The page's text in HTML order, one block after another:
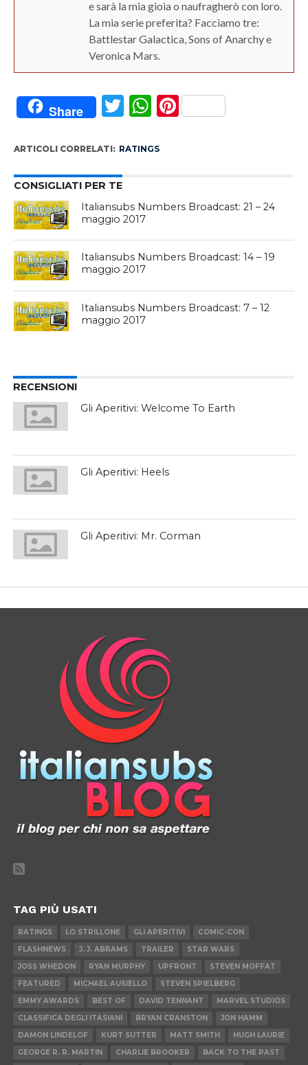
e sarà la mia gioia o naufragherò con loro.
La mia serie preferita? Facciamo tre:
Battlestar Galactica, Sons of Anarchy e
Veronica Mars.
Share Twitter
WhatsApp
Pinterest
ARTICOLI CORRELATI: RATINGS
CONSIGLIATI PER TE
Italiansubs Numbers Broadcast: 21 – 24
maggio 2017
Italiansubs Numbers Broadcast: 14 – 19
maggio 2017
Italiansubs Numbers Broadcast: 7 – 12
maggio 2017
RECENSIONI
Gli Aperitivi: Welcome To Earth
Gli Aperitivi: Heels
Gli Aperitivi: Mr. Corman
TAG PIÙ USATI
RATINGS LO STRILLONE GLI APERITIVI
COMIC-CON
FLASHNEWS
J. J. ABRAMS TRAILER
STAR WARS
JOSS WHEDON
RYAN MURPHY UPFRONT
STEVEN MOFFAT
FEATURED
MICHAEL AUSIELLO
STEVEN SPIELBERG
EMMY AWARDS
BEST OF DAVID TENNANT
MARVEL STUDIOS
CLASSIFICA DEGLI ITASIANI
BRYAN CRANSTON
JON HAMM
DAMON LINDELOF
KURT SUTTER MATT SMITH
HUGH LAURIE
GEORGE R. R. MARTIN
CHARLIE BROOKER
BACK TO THE PAST